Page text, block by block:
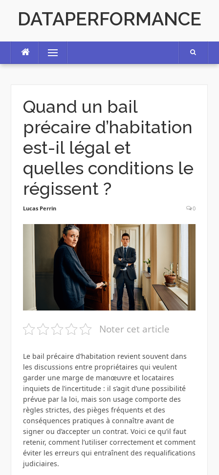
contentDATAPERFORMANCE
Menu
Quand un bail
précaire d’habitation
est-il légal et
quelles conditions le
régissent ?
Lucas Perrin 0
Noter cet article
Le bail précaire d’habitation revient souvent dans
les discussions entre propriétaires qui veulent
garder une marge de manœuvre et locataires
inquiets de l’incertitude : il s’agit d’une possibilité
prévue par la loi, mais son usage comporte des
règles strictes, des pièges fréquents et des
conséquences pratiques à connaître avant de
signer ou d’accepter un contrat. Voici ce qu’il faut
retenir, comment l’utiliser correctement et comment
éviter les erreurs qui entraînent des requalifications
judiciaires.